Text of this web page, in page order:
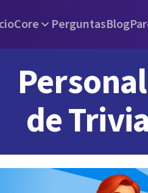
Core PerguntasBlog
de